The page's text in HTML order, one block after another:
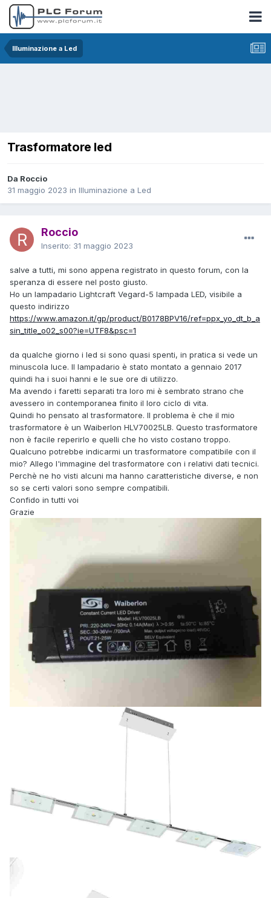
Illuminazione a Led
Trasformatore led
Da Roccio
31 maggio 2023 in Illuminazione a Led
Roccio
Inserito: 31 maggio 2023
salve a tutti, mi sono appena registrato in questo forum, con la
speranza di essere nel posto giusto.
Ho un lampadario Lightcraft Vegard-5 lampada LED, visibile a
questo indirizzo
https://www.amazon.it/gp/product/B0178BPV16/ref=ppx_yo_dt_b_a
sin_title_o02_s00?ie=UTF8&psc=1
da qualche giorno i led si sono quasi spenti, in pratica si vede un
minuscola luce. Il lampadario è stato montato a gennaio 2017
quindi ha i suoi hanni e le sue ore di utilizzo.
Ma avendo i faretti separati tra loro mi è sembrato strano che
avessero in contemporanea finito il loro ciclo di vita.
Quindi ho pensato al trasformatore. Il problema è che il mio
trasformatore è un Waiberlon HLV70025LB. Questo trasformatore
non è facile reperirlo e quelli che ho visto costano troppo.
Qualcuno potrebbe indicarmi un trasformatore compatibile con il
mio? Allego l'immagine del trasformatore con i relativi dati tecnici.
Perchè ne ho visti alcuni ma hanno caratteristiche diverse, e non
so se certi valori sono sempre compatibili.
Confido in tutti voi
Grazie